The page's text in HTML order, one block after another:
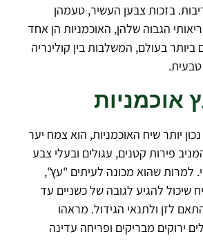
בזכות צבען העשיר, טעמהן
הגבוה שלהן, האוכמניות הן אחד
בעולם, המשלבות בין קולינריה
טבעית.
אוכמניות
יותר שיח האוכמניות, הוא צמח יער
פירות קטנים, עגולים ובעלי צבע
למרות שהוא מכונה לעיתים "עץ",
שיכול להגיע לגובה של כשניים עד
לזן ולתנאי הגידול. מראהו
ירוקים מבריקים ופריחה עדינה